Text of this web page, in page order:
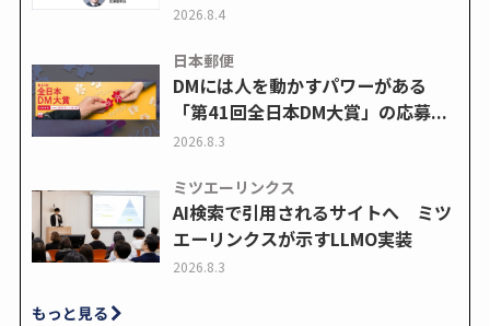
2026.8.4
日本郵便
DMには人を動かすパワーがある
「第41回全日本DM大賞」の応募...
2026.8.3
ミツエーリンクス
AI検索で引用されるサイトへ ミツ
エーリンクスが示すLLMO実装
2026.8.3
もっと見る